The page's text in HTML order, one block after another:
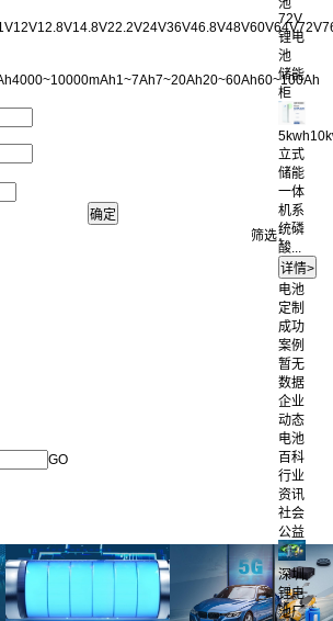
池
72V
锂电
池
储能
柜
立式
储能
一体
机系
统磷
酸...
电池
定制
成功
案例
暂无
数据
企业
动态
电池
百科
行业
资讯
社会
公益
深圳
锂电
池厂
12V12.8V14.8V22.2V24V36V46.8V48V60V64V72V
4000~10000mAh1~7Ah7~20Ah20~60Ah60~100Ah
筛选：
GO